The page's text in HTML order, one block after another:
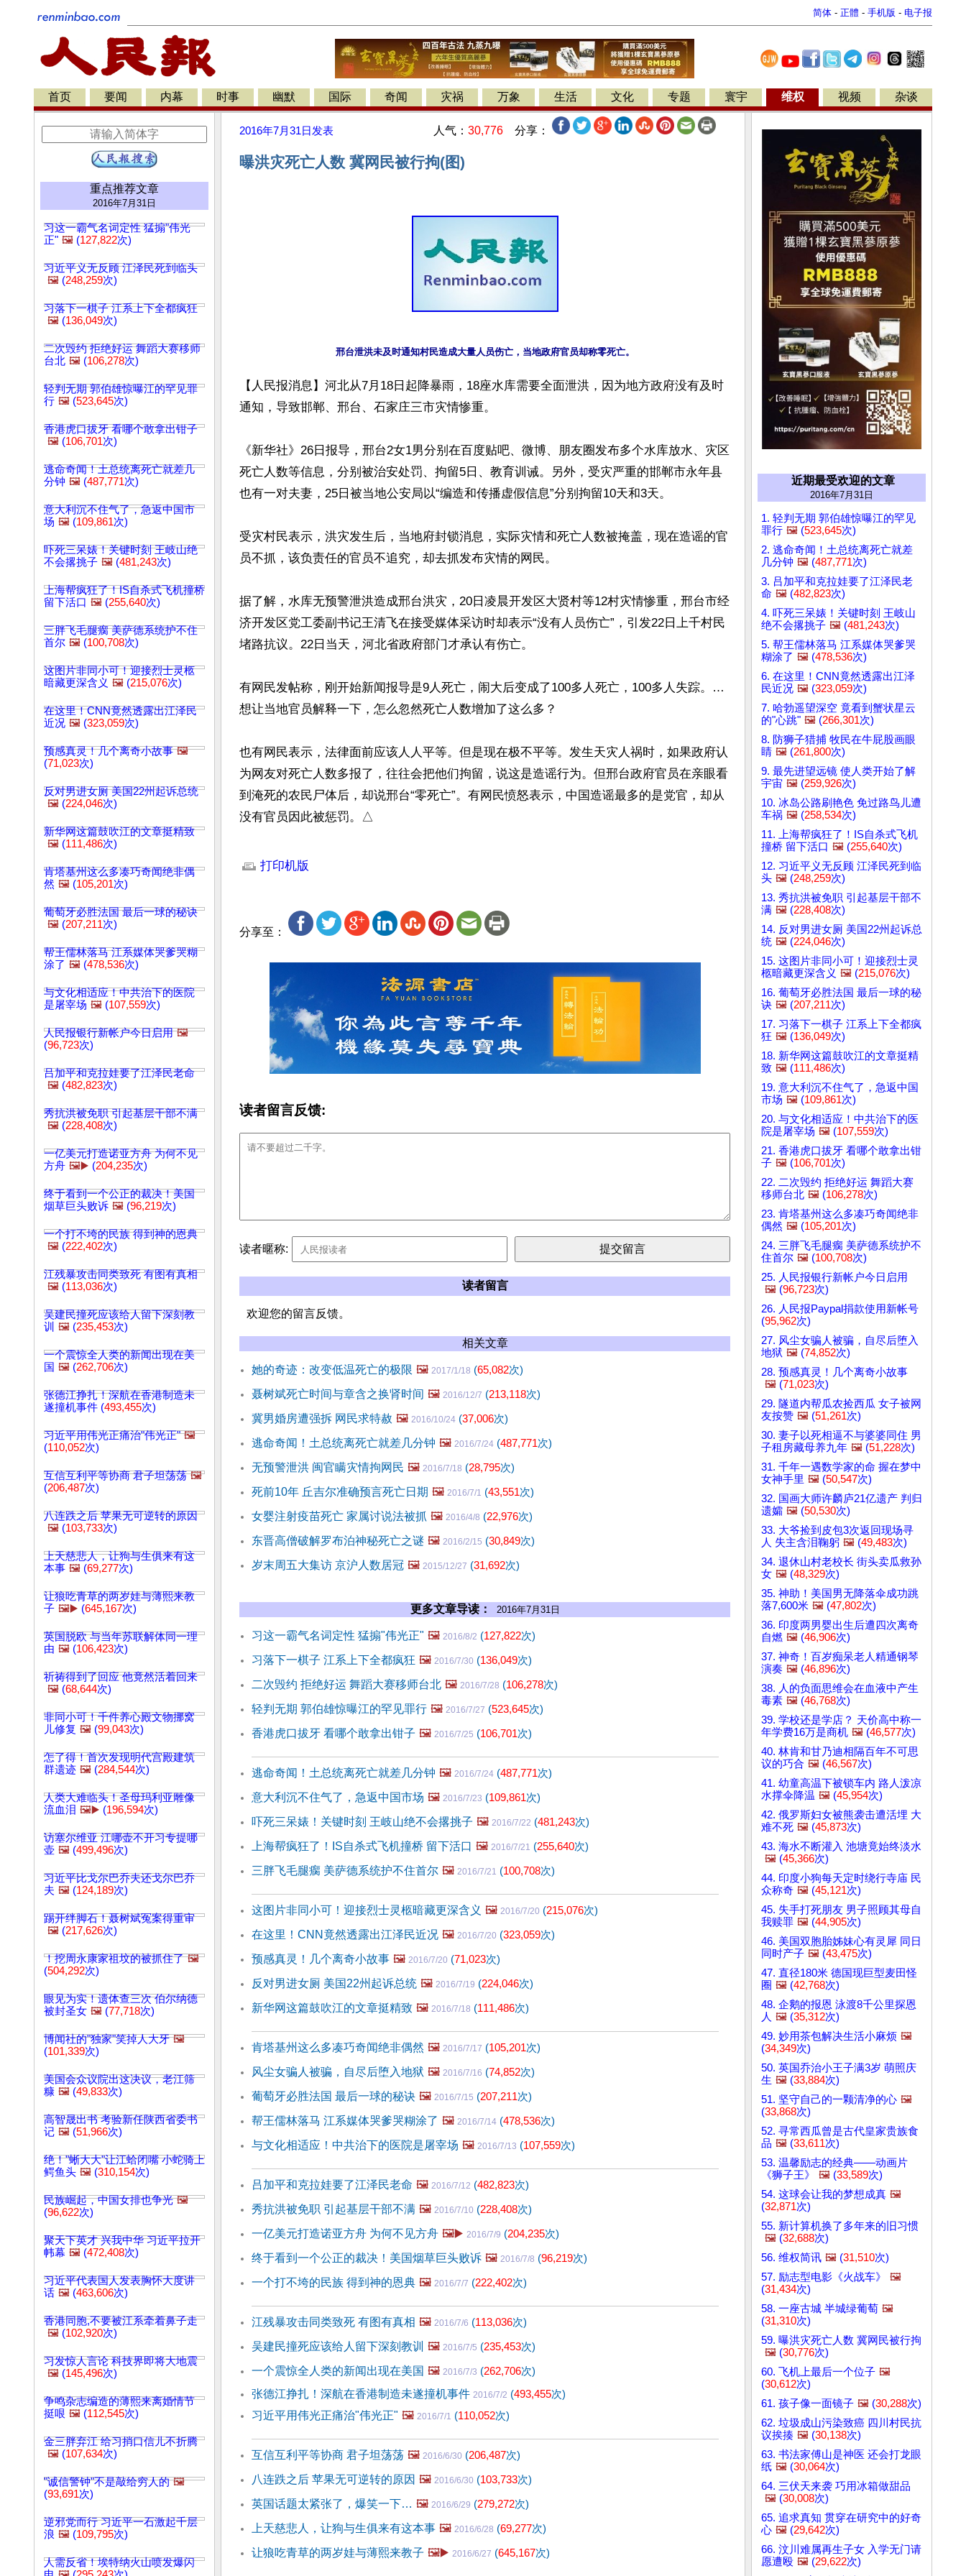
简体 - 正體 - 手机版 - 电子报
首页 要闻 内幕 时事 幽默 国际 奇闻 灾祸 万象 生活 文化 专题 寰宇 维权 视频 杂谈
重点推荐文章
2016年7月31日
习这一霸气名词定性 猛搧"伟光
正" 🖼️ (127,822次)
习近平义无反顾 江泽民死到临头
🖼️ (248,259次)
习落下一棋子 江系上下全都疯狂
🖼️ (136,049次)
二次毁约 拒绝好运 舞蹈大赛移师
台北 🖼️ (106,278次)
轻判无期 郭伯雄惊曝江的罕见罪
行 🖼️ (523,645次)
香港虎口拔牙 看哪个敢拿出钳子
🖼️ (106,701次)
逃命奇闻！土总统离死亡就差几
分钟 🖼️ (487,771次)
意大利沉不住气了，急返中国市
场 🖼️ (109,861次)
吓死三呆婊！关键时刻 王岐山绝
不会撂挑子 🖼️ (481,243次)
上海帮疯狂了！IS自杀式飞机撞桥
留下活口 🖼️ (255,640次)
三胖飞毛腿瘸 美萨德系统护不住
首尔 🖼️ (100,708次)
这图片非同小可！迎接烈士灵柩
暗藏更深含义 🖼️ (215,076次)
在这里！CNN竟然透露出江泽民
近况 🖼️ (323,059次)
预感真灵！几个离奇小故事 🖼️
(71,023次)
反对男进女厕 美国22州起诉总统
🖼️ (224,046次)
新华网这篇鼓吹江的文章挺精致
🖼️ (111,486次)
肯塔基州这么多凑巧奇闻绝非偶
然 🖼️ (105,201次)
葡萄牙必胜法国 最后一球的秘诀
🖼️ (207,211次)
帮王儒林落马 江系媒体哭爹哭糊
涂了 🖼️ (478,536次)
与文化相适应！中共治下的医院
是屠宰场 🖼️ (107,559次)
人民报银行新帐户今日启用 🖼️
(96,723次)
吕加平和克拉娃要了江泽民老命
🖼️ (482,823次)
秀抗洪被免职 引起基层干部不满
🖼️ (228,408次)
一亿美元打造诺亚方舟 为何不见
方舟 🖼️▶️ (204,235次)
终于看到一个公正的裁决！美国
烟草巨头败诉 🖼️ (96,219次)
一个打不垮的民族 得到神的恩典
🖼️ (222,402次)
江残暴攻击同类致死 有图有真相
🖼️ (113,036次)
吴建民撞死应该给人留下深刻教
训
🖼️ (235,453次)
一个震惊全人类的新闻出现在美
国 🖼️ (262,706次)
张德江挣扎！深航在香港制造未
遂撞机事件 (493,455次)
习近平用伟光正痛治"伟光正" 🖼️
(110,052次)
互信互利平等协商 君子坦荡荡 🖼️
(206,487次)
八连跌之后 苹果无可逆转的原因
🖼️ (103,733次)
上天慈悲人，让狗与生俱来有这
本事 🖼️ (69,277次)
让狼吃青草的两岁娃与薄熙来教
子 🖼️▶️ (645,167次)
英国脱欧 与当年苏联解体同一理
由 🖼️ (106,423次)
祈祷得到了回应 他竟然活着回来
🖼️ (68,644次)
非同小可！千件养心殿文物挪窝
儿修复 🖼️ (99,043次)
怎了得！首次发现明代宫殿建筑
群遗迹 🖼️ (284,544次)
人类大难临头！圣母玛利亚雕像
流血泪 🖼️▶️ (196,594次)
访塞尔维亚 江哪壶不开习专提哪
壶 🖼️ (499,496次)
习近平比戈尔巴乔夫还戈尔巴乔
夫 🖼️ (124,189次)
踢开绊脚石！聂树斌冤案得重审
🖼️ (217,626次)
！挖周永康家祖坟的被抓住了 🖼️
(504,292次)
眼见为实！遗体查三次 伯尔纳德
被封圣女 🖼️ (77,718次)
博闻社的"独家"笑掉人大牙 🖼️
(101,339次)
美国会众议院出这决议，老江筛
糠 🖼️ (49,833次)
高智晟出书 考验新任陕西省委书
记 🖼️ (51,966次)
绝！"蜥大大"让江蛤闭嘴 小蛇骑上
鳄鱼头 🖼️ (310,154次)
民族崛起，中国女排也争光 🖼️
(96,622次)
聚天下英才 兴我中华 习近平拉开
帏幕 🖼️ (472,408次)
习近平代表国人发表胸怀大度讲
话 🖼️ (463,606次)
香港同胞,不要被江系牵着鼻子走
🖼️ (102,920次)
习发惊人言论 科技界即将大地震
🖼️ (145,496次)
争鸣杂志编造的薄熙来离婚情节
挺哏 🖼️ (112,545次)
金三胖弃江 给习捎口信儿不折腾
🖼️ (107,634次)
"诚信警钟"不是敲给穷人的 🖼️
(93,691次)
逆邪党而行 习近平一石激起千层
浪 🖼️ (109,795次)
人需反省！埃特纳火山喷发爆闪
2016年7月31日 发表 人气： 30,776 分享：
曝洪灾死亡人数 冀网民被行拘(图)
【人民报消息】河北从7月18日起降暴雨，18座水库需要全面泄洪，因为地方政府没有及时
通知，导致邯郸、邢台、石家庄三市灾情惨重。
《新华社》26日报导，邢台2女1男分别在百度贴吧、微博、朋友圈发布多个水库放水、灾区
死亡人数等信息，分别被治安处罚、拘留5日、教育训诫。另外，受灾严重的邯郸市永年县
也有一对夫妻，25日被当地公安局以“编造和传播虚假信息”分别拘留10天和3天。
受灾村民表示，洪灾发生后，当地府封锁消息，实际灾情和死亡人数被掩盖，现在造谣的官
员不抓，该负责任的官员不追究，却去抓发布灾情的网民。
据了解，水库无预警泄洪造成邢台洪灾，20日凌晨开发区大贤村等12村灾情惨重，邢台市经
济开发区党工委副书记王清飞在接受媒体采访时却表示“没有人员伤亡”，引发22日上千村民
堵路抗议。22日当天，河北省政府部门才承认有伤亡。
有网民发帖称，刚开始新闻报导是9人死亡，闹大后变成了100多人死亡，100多人失踪。…
想让当地官员解释一下，怎么忽然死亡人数增加了这么多？
也有网民表示，法律面前应该人人平等。但是现在极不平等。发生天灾人祸时，如果政府认
为网友对死亡人数多报了，往往会把他们拘留，说这是造谣行为。但邢台政府官员在亲眼看
到淹死的农民尸体后，却说邢台“零死亡”。有网民愤怒表示，中国造谣最多的是党官，却从
没有官员因此被惩罚。△
打印机版
分享至：
读者留言反馈:
读者暱称:
读者留言
欢迎您的留言反馈。
相关文章
她的奇迹：改变低温死亡的极限 🖼️ 2017/1/18 (65,082次)
聂树斌死亡时间与章含之换肾时间 🖼️ 2016/12/7 (213,118次)
冀男婚房遭强拆 网民求特赦 🖼️ 2016/10/24 (37,006次)
逃命奇闻！土总统离死亡就差几分钟 🖼️ 2016/7/24 (487,771次)
无预警泄洪 闽官瞒灾情拘网民 🖼️ 2016/7/18 (28,795次)
死前10年 丘吉尔准确预言死亡日期 🖼️ 2016/7/1 (43,551次)
女婴注射疫苗死亡 家属讨说法被抓 🖼️ 2016/4/8 (22,976次)
东晋高僧破解罗布泊神秘死亡之谜 🖼️ 2016/2/15 (30,849次)
岁末周五大集访 京沪人数居冠 🖼️ 2015/12/27 (31,692次)
更多文章导读： 2016年7月31日
习这一霸气名词定性 猛搧"伟光正" 🖼️ 2016/8/2 (127,822次)
习落下一棋子 江系上下全都疯狂 🖼️ 2016/7/30 (136,049次)
二次毁约 拒绝好运 舞蹈大赛移师台北 🖼️ 2016/7/28 (106,278次)
轻判无期 郭伯雄惊曝江的罕见罪行 🖼️ 2016/7/27 (523,645次)
香港虎口拔牙 看哪个敢拿出钳子 🖼️ 2016/7/25 (106,701次)
逃命奇闻！土总统离死亡就差几分钟 🖼️ 2016/7/24 (487,771次)
意大利沉不住气了，急返中国市场 🖼️ 2016/7/23 (109,861次)
吓死三呆婊！关键时刻 王岐山绝不会撂挑子 🖼️ 2016/7/22 (481,243次)
上海帮疯狂了！IS自杀式飞机撞桥 留下活口 🖼️ 2016/7/21 (255,640次)
三胖飞毛腿瘸 美萨德系统护不住首尔 🖼️ 2016/7/21 (100,708次)
这图片非同小可！迎接烈士灵柩暗藏更深含义 🖼️ 2016/7/20 (215,076次)
在这里！CNN竟然透露出江泽民近况 🖼️ 2016/7/20 (323,059次)
预感真灵！几个离奇小故事 🖼️ 2016/7/20 (71,023次)
反对男进女厕 美国22州起诉总统 🖼️ 2016/7/19 (224,046次)
新华网这篇鼓吹江的文章挺精致 🖼️ 2016/7/18 (111,486次)
肯塔基州这么多凑巧奇闻绝非偶然 🖼️ 2016/7/17 (105,201次)
风尘女骗人被骗，自尽后堕入地狱 🖼️ 2016/7/16 (74,852次)
葡萄牙必胜法国 最后一球的秘诀 🖼️ 2016/7/15 (207,211次)
帮王儒林落马 江系媒体哭爹哭糊涂了 🖼️ 2016/7/14 (478,536次)
与文化相适应！中共治下的医院是屠宰场 🖼️ 2016/7/13 (107,559次)
吕加平和克拉娃要了江泽民老命 🖼️ 2016/7/12 (482,823次)
秀抗洪被免职 引起基层干部不满 🖼️ 2016/7/10 (228,408次)
一亿美元打造诺亚方舟 为何不见方舟 🖼️▶️ 2016/7/9 (204,235次)
终于看到一个公正的裁决！美国烟草巨头败诉 🖼️ 2016/7/8 (96,219次)
一个打不垮的民族 得到神的恩典 🖼️ 2016/7/7 (222,402次)
江残暴攻击同类致死 有图有真相 🖼️ 2016/7/6 (113,036次)
吴建民撞死应该给人留下深刻教训 🖼️ 2016/7/5 (235,453次)
一个震惊全人类的新闻出现在美国 🖼️ 2016/7/3 (262,706次)
张德江挣扎！深航在香港制造未遂撞机事件 2016/7/2 (493,455次)
习近平用伟光正痛治"伟光正" 🖼️ 2016/7/1 (110,052次)
互信互利平等协商 君子坦荡荡 🖼️ 2016/6/30 (206,487次)
八连跌之后 苹果无可逆转的原因 🖼️ 2016/6/30 (103,733次)
英国话题太紧张了，爆笑一下… 🖼️ 2016/6/29 (279,272次)
上天慈悲人，让狗与生俱来有这本事 🖼️ 2016/6/28 (69,277次)
让狼吃青草的两岁娃与薄熙来教子 🖼️▶️ 2016/6/27 (645,167次)
近期最受欢迎的文章
2016年7月31日
1. 轻判无期 郭伯雄惊曝江的罕见
罪行 🖼️ (523,645次)
2. 逃命奇闻！土总统离死亡就差
几分钟 🖼️ (487,771次)
3. 吕加平和克拉娃要了江泽民老
命 🖼️ (482,823次)
4. 吓死三呆婊！关键时刻 王岐山
绝不会撂挑子 🖼️ (481,243次)
5. 帮王儒林落马 江系媒体哭爹哭
糊涂了 🖼️ (478,536次)
6. 在这里！CNN竟然透露出江泽
民近况 🖼️ (323,059次)
7. 哈勃遥望深空 竟看到蟹状星云
的"心跳" 🖼️ (266,301次)
8. 防狮子猎捕 牧民在牛屁股画眼
睛 🖼️ (261,800次)
9. 最先进望远镜 使人类开始了解
宇宙 🖼️ (259,926次)
10. 冰岛公路刷艳色 免过路鸟儿遭
车祸 🖼️ (258,534次)
11. 上海帮疯狂了！IS自杀式飞机
撞桥 留下活口 🖼️ (255,640次)
12. 习近平义无反顾 江泽民死到临
头 🖼️ (248,259次)
13. 秀抗洪被免职 引起基层干部不
满 🖼️ (228,408次)
14. 反对男进女厕 美国22州起诉总
统 🖼️ (224,046次)
15. 这图片非同小可！迎接烈士灵
柩暗藏更深含义 🖼️ (215,076次)
16. 葡萄牙必胜法国 最后一球的秘
诀 🖼️ (207,211次)
17. 习落下一棋子 江系上下全都疯
狂 🖼️ (136,049次)
18. 新华网这篇鼓吹江的文章挺精
致 🖼️ (111,486次)
19. 意大利沉不住气了，急返中国
市场 🖼️ (109,861次)
20. 与文化相适应！中共治下的医
院是屠宰场 🖼️ (107,559次)
21. 香港虎口拔牙 看哪个敢拿出钳
子 🖼️ (106,701次)
22. 二次毁约 拒绝好运 舞蹈大赛
移师台北 🖼️ (106,278次)
23. 肯塔基州这么多凑巧奇闻绝非
偶然 🖼️ (105,201次)
24. 三胖飞毛腿瘸 美萨德系统护不
住首尔 🖼️ (100,708次)
25. 人民报银行新帐户今日启用
🖼️ (96,723次)
26. 人民报Paypal捐款使用新帐号
(95,962次)
27. 风尘女骗人被骗，自尽后堕入
地狱 🖼️ (74,852次)
28. 预感真灵！几个离奇小故事
🖼️ (71,023次)
29. 隧道内帮瓜农捡西瓜 女子被网
友按赞 🖼️ (51,261次)
30. 妻子以死相逼不与婆婆同住 男
子租房藏母养九年 🖼️ (51,228次)
31. 千年一遇数学家的命 握在梦中
女神手里 🖼️ (50,547次)
32. 国画大师许麟庐21亿遗产 判归
遗孀 🖼️ (50,530次)
33. 大爷捡到皮包3次返回现场寻
人 失主含泪鞠躬 🖼️ (49,483次)
34. 退休山村老校长 街头卖瓜救孙
女 🖼️ (48,329次)
35. 神助！美国男无降落伞成功跳
落7,600米 🖼️ (47,802次)
36. 印度两男婴出生后遭四次离奇
自燃 🖼️ (46,906次)
37. 神奇！百岁痴呆老人精通钢琴
演奏 🖼️ (46,896次)
38. 人的负面思维会在血液中产生
毒素 🖼️ (46,768次)
39. 学校还是学店？ 天价高中称一
年学费16万是商机 🖼️ (46,577次)
40. 林肯和甘乃迪相隔百年不可思
议的巧合 🖼️ (46,567次)
41. 幼童高温下被锁车内 路人泼凉
水撑伞降温 🖼️ (45,954次)
42. 俄罗斯妇女被熊袭击遭活埋 大
难不死 🖼️ (45,873次)
43. 海水不断灌入 池塘竟始终淡水
🖼️ (45,366次)
44. 印度小狗每天定时绕行寺庙 民
众称奇 🖼️ (45,121次)
45. 失手打死朋友 男子照顾其母自
我赎罪 🖼️ (44,905次)
46. 美国双胞胎姊妹心有灵犀 同日
同时产子 🖼️ (43,475次)
47. 直径180米 德国现巨型麦田怪
圈 🖼️ (42,768次)
48. 企鹅的报恩 泳渡8千公里探恩
人 🖼️ (35,312次)
49. 妙用茶包解决生活小麻烦 🖼️
(34,349次)
50. 英国乔治小王子满3岁 萌照庆
生 🖼️ (33,884次)
51. 坚守自己的一颗清净的心 🖼️
(33,868次)
52. 寻常西瓜曾是古代皇家贵族食
品 🖼️ (33,611次)
53. 温馨励志的经典——动画片
《狮子王》
🖼️ (33,589次)
54. 这球会让我的梦想成真 🖼️
(32,871次)
55. 新计算机换了多年来的旧习惯
🖼️ (32,688次)
56. 维权简讯 🖼️ (31,510次)
57. 励志型电影《火战车》
🖼️
(31,434次)
58. 一座古城 半城绿葡萄 🖼️
(31,310次)
59. 曝洪灾死亡人数 冀网民被行拘
🖼️ (30,776次)
60. 飞机上最后一个位子 🖼️
(30,612次)
61. 孩子像一面镜子 🖼️ (30,288次)
62. 垃圾成山污染致癌 四川村民抗
议挨揍 🖼️ (30,138次)
63. 书法家傅山是神医 还会打龙眼
纸 🖼️ (30,064次)
64. 三伏天来袭 巧用冰箱做甜品
🖼️ (30,008次)
65. 追求真知 贯穿在研究中的好奇
心 🖼️ (29,642次)
66. 汶川难属再生子女 入学无门请
愿遭殴 🖼️ (29,622次)